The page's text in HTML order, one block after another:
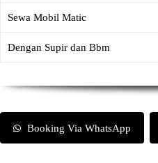
Sewa Mobil Matic
Dengan Supir dan Bbm
Booking Via WhatsApp